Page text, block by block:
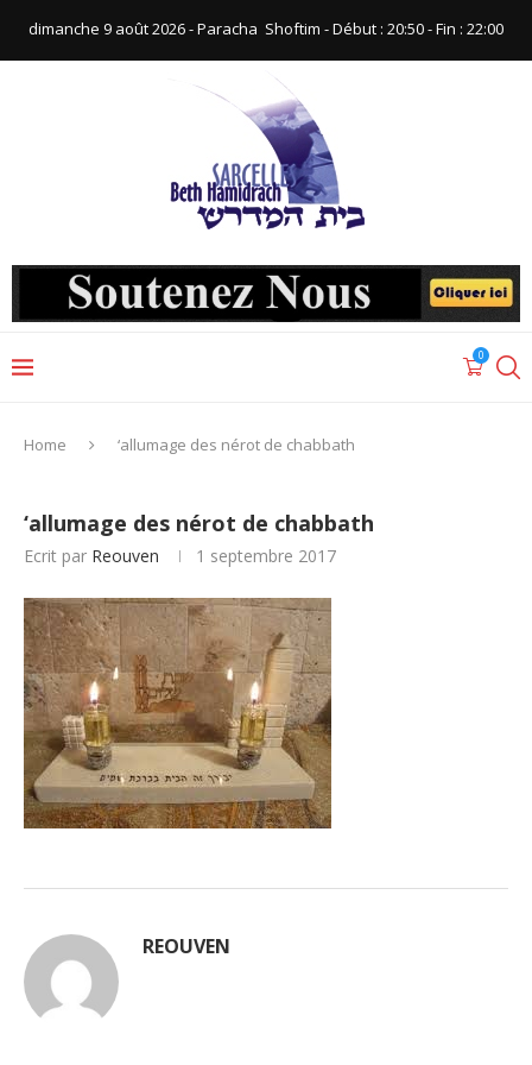
dimanche 9 août 2026 - Paracha ‪ Shoftim‬ - Début : 20:50‬ - Fin : ‪22:00‬
0
Home ‘allumage des nérot de chabbath
‘allumage des nérot de chabbath
Ecrit par Reouven 1 septembre 2017
REOUVEN